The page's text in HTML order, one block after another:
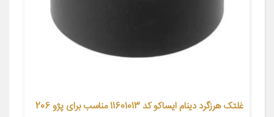
غلتک هرزگرد دینام ایساکو کد 11601013 مناسب برای پژو 206